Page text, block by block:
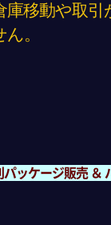
移動や取引
。
ッケージ販売 ＆